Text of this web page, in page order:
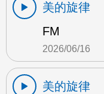
美的旋律
FM
2026/06/16
美的旋律